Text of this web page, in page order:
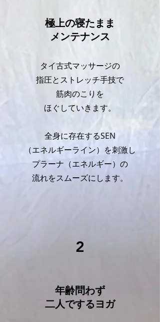
極上の寝たまま
​メンテナンス
タイ古式マッサージの
指圧とストレッチ手技で
筋肉のこりを
​ほぐしていきます。
全身に存在するSEN
（エネルギーライン）を刺激し
プラーナ（エネルギー）の
流れをスムーズにします。
2
年齢問わず
二人でするヨガ